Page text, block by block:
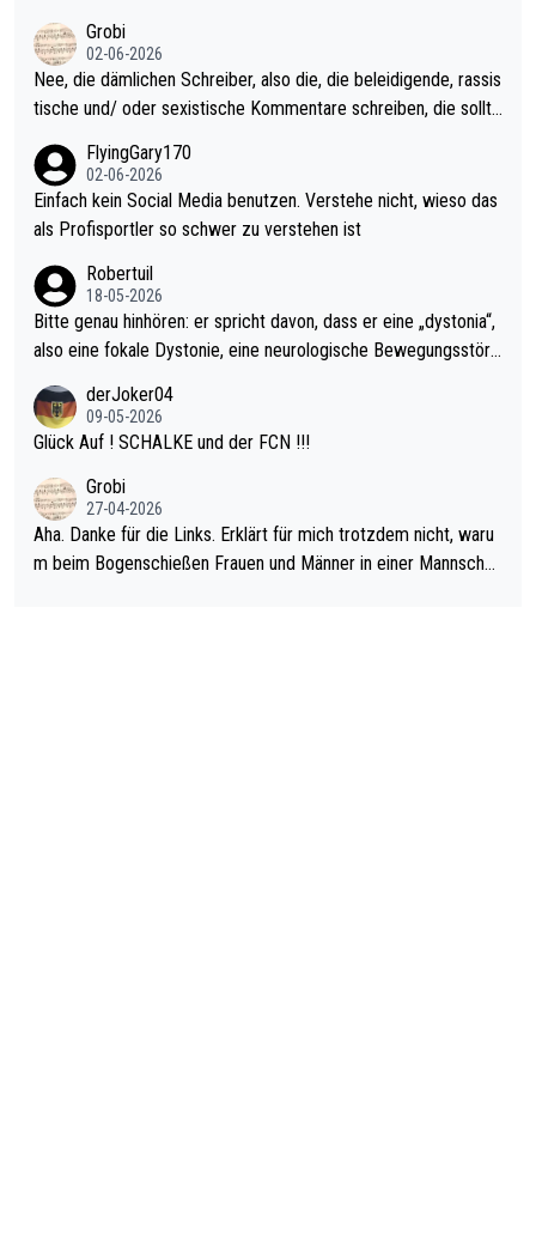
ohl wenig WDF Turniere spielen. Dies war bei Archie Self letzt
es Jahr der Fall. Er musste als amtierender Weltmeister durch
den Qualifier und ich glaube kaum, dass Mitchel sich das (in Ve
gas) antun würde, wenn er doch eigentlich die PDC-WM als Zi
el hat.
Grobi
02-06-2026
Nee, die dämlichen Schreiber, also die, die beleidigende, rassis
tische und/ oder sexistische Kommentare schreiben, die sollte
s Leben in den Griff kriegen. Nur eins wundert mich: Luke Little
r war doch neulich erst derjenige, der über Social Media GvV p
rovoziert hat. Und Littlers Mutter schießt öfters mal gegen Ric
FlyingGary170
02-06-2026
Einfach kein Social Media benutzen. Verstehe nicht, wieso das
als Profisportler so schwer zu verstehen ist
Robertuil
18-05-2026
Bitte genau hinhören: er spricht davon, dass er eine „dystonia“,
also eine fokale Dystonie, eine neurologische Bewegungsstöru
erden, im Arm hat. Und, dass Medikamente ihm helfen! Ich glau
be immer noch, dass sehr viele der Dartits-Fälle fälschlich psy
diese könnten teils wirksam behandelt werden! Dafür müsste
man nur zum Neurologen und nicht zum Mentaltrainer gehen…
derJoker04
09-05-2026
Glück Auf ! SCHALKE und der FCN !!!
Grobi
27-04-2026
Aha. Danke für die Links. Erklärt für mich trotzdem nicht, waru
m beim Bogenschießen Frauen und Männer in einer Mannschaf